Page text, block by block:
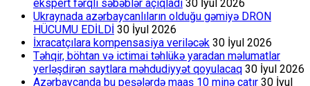
ekspert fərqli səbəblər açıqladı 30 İyul 2026
Ukraynada azərbaycanlıların olduğu gəmiyə DRON
HÜCUMU EDİLDİ 30 İyul 2026
İxracatçılara kompensasiya veriləcək 30 İyul 2026
Təhqir, böhtan və ictimai təhlükə yaradan məlumatlar
yerləşdirən saytlara məhdudiyyət qoyulacaq 30 İyul 2026
Azərbaycanda bu peşələrdə maaş 10 minə çatır 30 İyul